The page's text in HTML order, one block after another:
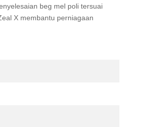
beg mel poli tersuai
X membantu perniagaan